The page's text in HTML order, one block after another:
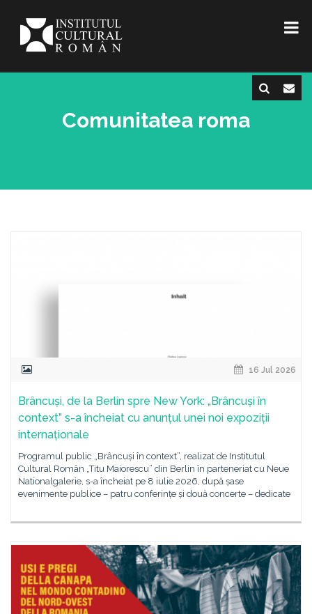
Comunitatea roma
16 Jul 2026
Brâncuși, de la Berlin spre New York: „Brâncuși în
context” s-a încheiat cu anunțul unei noi expoziții
internaționale
Programul public „Brâncuși în context”, realizat de Institutul
Cultural Român „Titu Maiorescu” din Berlin în parteneriat cu Neue
Nationalgalerie, s-a încheiat pe 8 iulie 2026, după șase
evenimente publice – patru conferințe și două concerte – dedicate